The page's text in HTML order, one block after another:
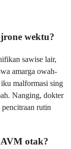
wektu?
sawise lair,
amarga owah-
malformasi sing
Nanging, dokter
rutin
otak?